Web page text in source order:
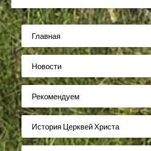
Главная
Новости
Рекомендуем
История Церквей Христа